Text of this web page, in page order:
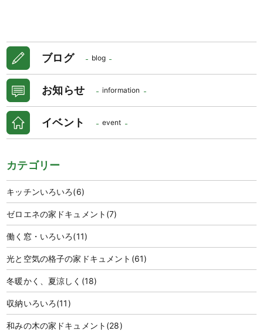
ブログ blog
お知らせ information
イベント event
カテゴリー
キッチンいろいろ(6)
ゼロエネの家ドキュメント (7)
働く窓・いろいろ(11)
光と空気の格子の家ドキュメント (61)
冬暖かく、夏涼しく (18)
収納いろいろ(11)
和みの木の家ドキュメント (28)